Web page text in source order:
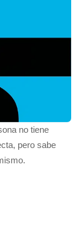
no tiene
pero sabe